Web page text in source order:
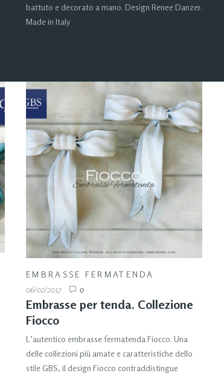
battuto e decorato a mano. Design Renee Danzer.
Made in Italy
EMBRASSE FERMATENDA
06/02/2017
0
Embrasse per tenda. Collezione
Fiocco
L’autentico embrasse fermatenda Fiocco. Una
delle collezioni più amate e caratteristiche dello
stile GBS, il design Fiocco contraddistingue